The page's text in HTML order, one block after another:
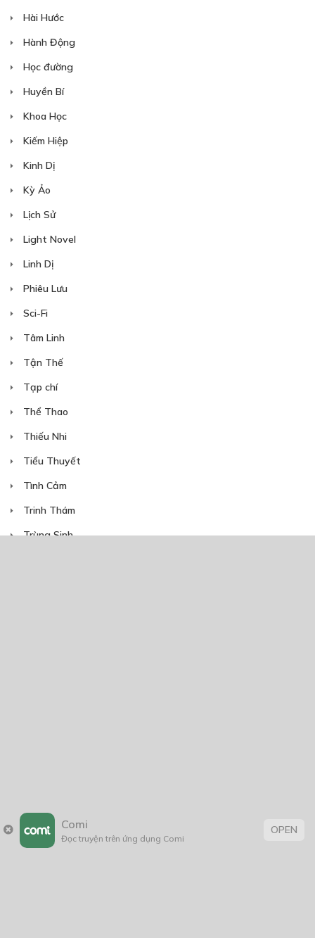
Hài Hước
Hành Động
Học đường
Huyền Bí
Khoa Học
Kiếm Hiệp
Kinh Dị
Kỳ Ảo
Lịch Sử
Light Novel
Linh Dị
Phiêu Lưu
Sci-Fi
Tâm Linh
Tận Thế
Tạp chí
Thể Thao
Thiếu Nhi
Tiểu Thuyết
Tình Cảm
Trinh Thám
Trùng Sinh
Comi
Đọc truyện trên ứng dụng Comi
OPEN